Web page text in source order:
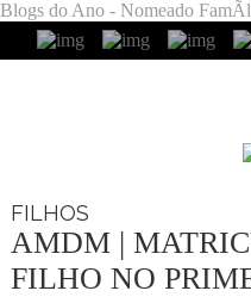
Blogs do Ano - Nomeado
FILHOS
AMDM |
FILHO NO